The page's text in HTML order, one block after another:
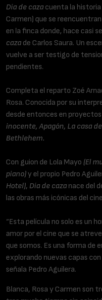
Día de caza cuenta la
Carmen) que se
en la finca donde, hace casi
caza de Carlos Saura. Un
vuelve a ser testigo de
pendientes.
Completa el reparto Zoé
Rosa. Conocida por su
desde entonces en
inocente, Apagón, La casa
Bethlehem.
Con guion de Lola Mayo (El
piano)y el propio Pedro
Hotel), Día de cazanace del
las obras más icónicas del
“Esta película no solo es un
amor por el cine que se
que somos. Es una forma de
explorando nuevas capas
señala Pedro Aguilera.
Blanca, Rosa y Carmen son